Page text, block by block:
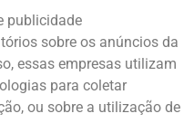
publicidade
sobre os anúncios da
essas empresas utilizam
para coletar
ou sobre a utilização de